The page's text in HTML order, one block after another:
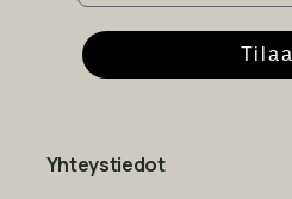
Tilaa
Yhteystiedot